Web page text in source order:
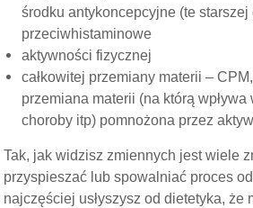
środku antykoncepcyjne (te
przeciwhistaminowe
aktywności fizycznej
całkowitej przemiany materii –
przemiana materii (na którą wpływa
choroby itp) pomnożona przez
Tak, jak widzisz zmiennych jest wiele
przyspieszać lub spowalniać proces
najczęściej usłyszysz od dietetyka, że